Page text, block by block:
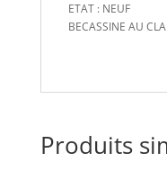
ETAT : NEUF
BECASSINE AU
Produits